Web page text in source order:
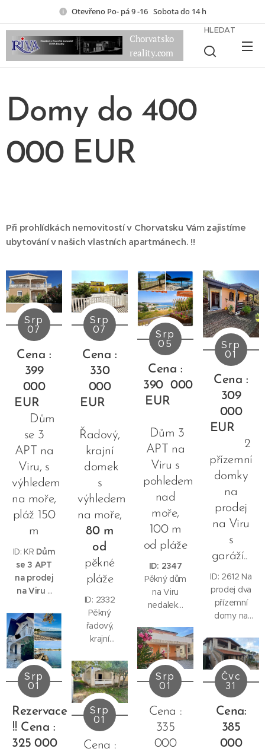
Otevřeno Po- pá 9 -16 Sobota do 14 h
Chorvatsko
reality.com
HLEDAT
Domy do 400
000 EUR
Při prohlídkách nemovitostí v Chorvatsku Vám zajistíme
ubytování v našich vlastních apartmánech. !!
Srp
07
Cena :
399
000
EUR
Dům
se 3
APT na
Viru, s
výhledem
na moře,
pláž 150
m
ID: KR Dům
se 3 APT
na prodej
na Viru s
výhledem
na moře.
Velmi
zachovalý
stav.
Srp
07
Cena :
330
000
EUR
Řadový,
krajní
domek
s
výhledem
na moře,
80 m
od
pěkné
pláže
ID: 2332
Pěkný
řadový,
krajní
nedaleko
pláže.
Pozemek :
203 m2.
Srp
05
Cena :
390 000
EUR
Dům 3
APT na
Viru s
pohledem
nad
moře,
100 m
od pláže
ID: 2347
Pěkný dům
na Viru
nedaleko
pláže.
1.řada k
moři.
Srp
01
Cena :
309
000
EUR
2
přízemní
domky
na
prodej
na Viru
s
garáží..
ID: 2612 Na
prodej dva
přízemní
domy na
Vir.
Postaveny
na
pozemku o
rozloze
555 m2,
rozloze 36
m2.
Srp
01
Rezervace
!! Cena :
325 000
Srp
01
Cena :
Srp
01
Cena :
335
000
Čvc
31
Cena:
385
000